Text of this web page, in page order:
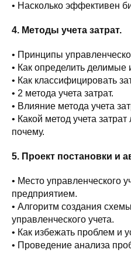
• Насколько эффективен
4. Методы учета затрат.
• Принципы
• Как определить
• Как классифицировать
• 2 метода учета затрат.
• Влияние метода учета
• Какой метод учета
почему.
5. Проект постановки и
• Место управленческого
предприятием.
• Алгоритм создания
управленческого учета.
• Как избежать проблем и
• Проведение анализа